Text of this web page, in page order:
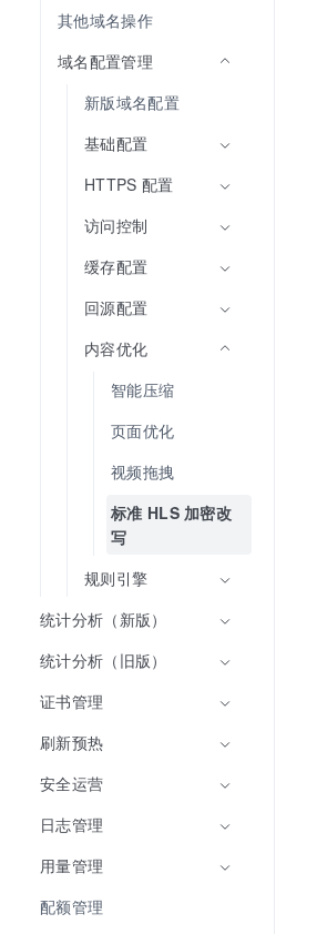
其他域名操作
域名配置管理
新版域名配置
基础配置
HTTPS 配置
访问控制
缓存配置
回源配置
内容优化
智能压缩
页面优化
视频拖拽
标准 HLS 加密改
写
规则引擎
统计分析（新版）
统计分析（旧版）
证书管理
刷新预热
安全运营
日志管理
用量管理
配额管理